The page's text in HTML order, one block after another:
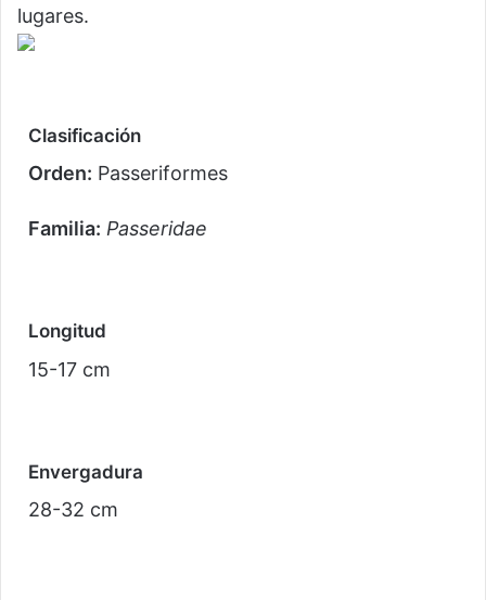
lugares.
Clasificación
Orden: Passeriformes
Familia: Passeridae
Longitud
15-17 cm
Envergadura
28-32 cm